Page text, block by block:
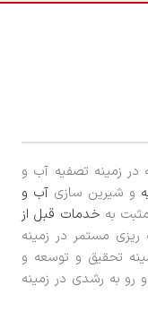
در زمینه تصفیه آب و
و شیرین سازی آب و
به خدمات قبل از
ریزی مستمر در زمینه
تحقیق و توسعه و
رو به رشدی در زمینه